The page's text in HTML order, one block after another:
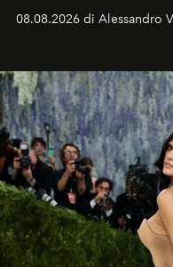
dell’attore chiamato a
Craig, però, regna
08.08.2026 di Alessandro